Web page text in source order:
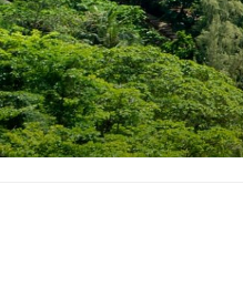
Aller
au
contenu